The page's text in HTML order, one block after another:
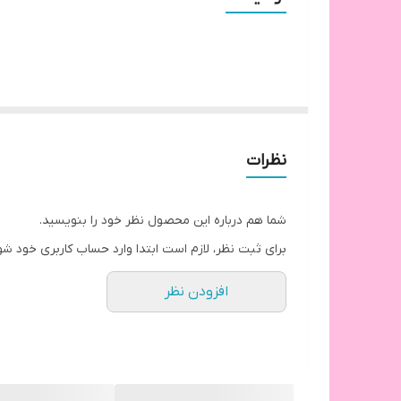
نظرات
شما هم درباره این محصول نظر خود را بنویسید.
برای ثبت نظر، لازم است ابتدا وارد حساب کاربری خود
افزودن نظر